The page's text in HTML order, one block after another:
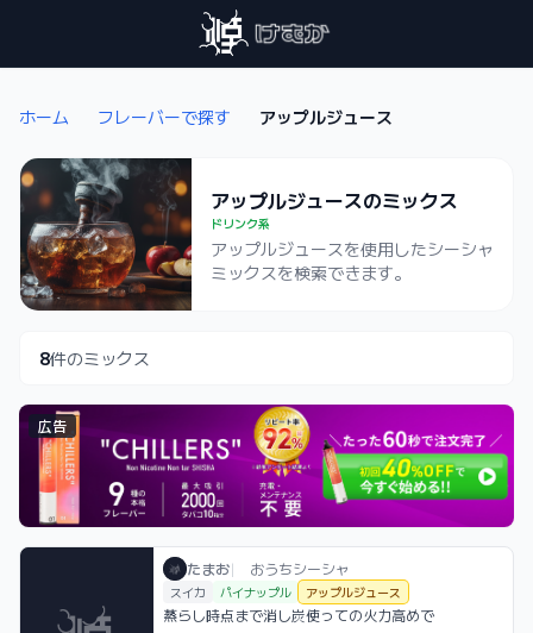
ホーム フレーバーで探す アップルジュース
アップルジュースのミックス
ドリンク系
アップルジュースを使用したシーシャ
ミックスを検索できます。
8件のミックス
広告
たまお / おうちシーシャ / 2025年12月1日
たまお| おうちシーシャ
利用フレーバー
スイカ パイナップル アップルジュース
コメント
蒸らし時点まで消し炭使っての火力高めで